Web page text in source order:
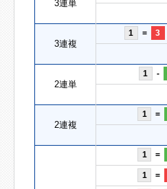
3連単
3連複
1 = 3
2連単
1 -
2連複
1 =
1 =
1 =